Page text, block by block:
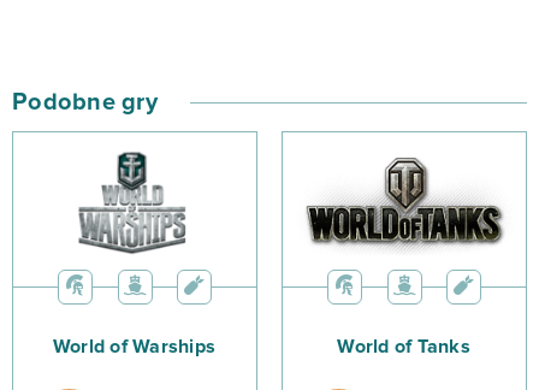
Podobne gry
World of Warships World of Tanks